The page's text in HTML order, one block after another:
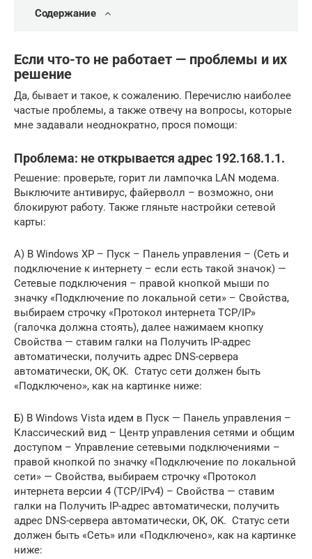
Содержание
Если что-то не работает — проблемы и их
решение
Да, бывает и такое, к сожалению. Перечислю наиболее
частые проблемы, а также отвечу на вопросы, которые
мне задавали неоднократно, прося помощи:
Проблема: не открывается адрес 192.168.1.1.
Решение: проверьте, горит ли лампочка LAN модема.
Выключите антивирус, файерволл – возможно, они
блокируют работу. Также гляньте настройки сетевой
карты:
А) В Windows XP – Пуск – Панель управления – (Сеть и
подключение к интернету – если есть такой значок) —
Сетевые подключения – правой кнопкой мыши по
значку «Подключение по локальной сети» – Свойства,
выбираем строчку «Протокол интернета TCP/IP»
(галочка должна стоять), далее нажимаем кнопку
Свойства — ставим галки на Получить IP-адрес
автоматически, получить адрес DNS-сервера
автоматически, OK, OK. Статус сети должен быть
«Подключено», как на картинке ниже:
Б) В Windows Vista идем в Пуск — Панель управления –
Классический вид – Центр управления сетями и общим
доступом – Управление сетевыми подключениями –
правой кнопкой по значку «Подключение по локальной
сети» — Свойства, выбираем строчку «Протокол
интернета версии 4 (TCP/IPv4) – Свойства — ставим
галки на Получить IP-адрес автоматически, получить
адрес DNS-сервера автоматически, OK, OK. Статус сети
должен быть «Сеть» или «Подключено», как на картинке
ниже: